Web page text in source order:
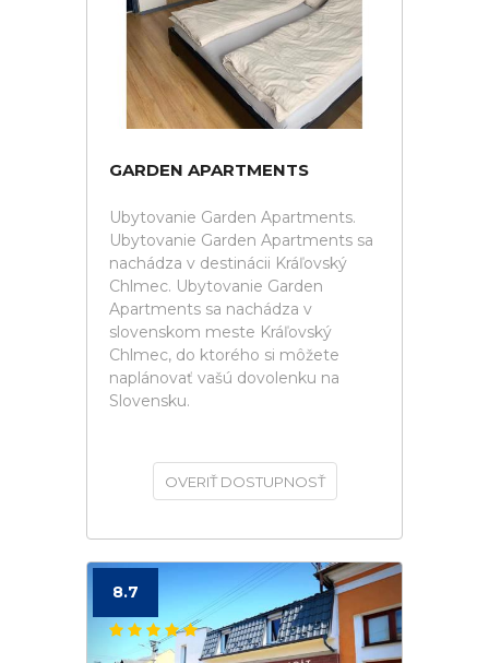
GARDEN APARTMENTS
Ubytovanie Garden Apartments.
Ubytovanie Garden Apartments sa
nachádza v destinácii Kráľovský
Chlmec. Ubytovanie Garden
Apartments sa nachádza v
slovenskom meste Kráľovský
Chlmec, do ktorého si môžete
naplánovať vašú dovolenku na
Slovensku.
OVERIŤ DOSTUPNOSŤ
8.7